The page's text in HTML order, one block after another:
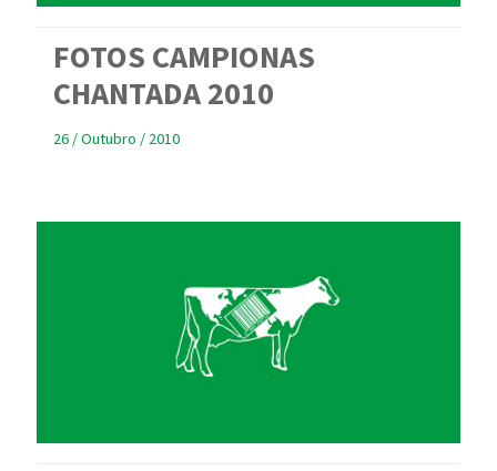
FOTOS CAMPIONAS
CHANTADA 2010
26 / Outubro / 2010